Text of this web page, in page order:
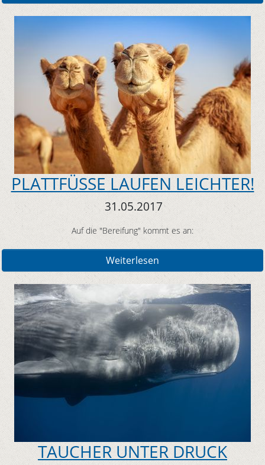
PLATTFÜSSE LAUFEN LEICHTER!
31.05.2017
Auf die "Bereifung" kommt es an:
Weiterlesen
TAUCHER UNTER DRUCK